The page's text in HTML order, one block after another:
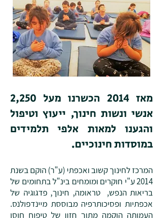
מאז 2014 הכשרנו מעל 2,250
אנשי ונשות חינוך, ייעוץ וטיפול
והגענו למאות אלפי תלמידים
במוסדות חינוכיים.
המרכז לחינוך קשוב ואכפתי (ע"ר) הוקם בשנת
2014 ע"י חוקרים ומומחים בינ"ל בתחומים של
בריאות הנפש, טראומה, חינוך, פדגוגיה של
אכפתיות ופסיכותרפיה מבוססת מיינדפולנס.
העמותה הוקמה מתוך חזון של טיפוח חוסן